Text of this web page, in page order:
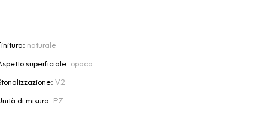
naturale
superficiale: opaco
V2
di misura: PZ